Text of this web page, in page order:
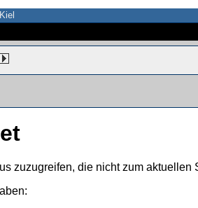
zuzugreifen, die nicht zum aktuellen